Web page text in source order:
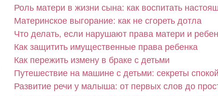
Роль матери в жизни сына: как воспитать
Материнское выгорание: как не сгореть дотла
Что делать, если нарушают права матери и
Как защитить имущественные права ребенка
Как пережить измену в браке с детьми
Путешествие на машине с детьми: секреты
Развитие речи у малыша: от первых слов до